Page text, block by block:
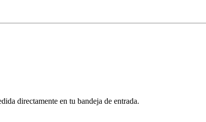
directamente en tu bandeja de entrada.